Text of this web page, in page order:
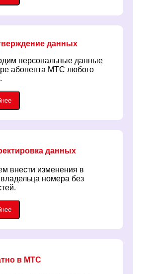
данных
персональные данные
абонента МТС любого
данных
внести изменения в
номера без
в МТС